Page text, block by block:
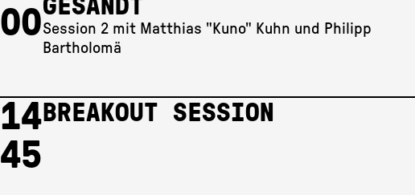
00GESANDT
Session 2 mit Matthias "Kuno" Kuhn und Philipp
Bartholomä
14
45
BREAKOUT SESSION